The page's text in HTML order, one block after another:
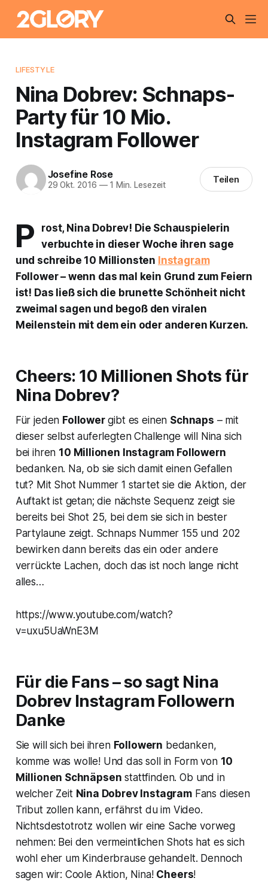
LIFESTYLE
Nina Dobrev: Schnaps-
Party für 10 Mio.
Instagram Follower
Josefine Rose
29 Okt. 2016 —1 Min. Lesezeit Teilen
P
rost, Nina Dobrev! Die Schauspielerin
verbuchte in dieser Woche ihren sage
und schreibe 10 Millionsten Instagram
Follower – wenn das mal kein Grund zum Feiern
ist! Das ließ sich die brunette Schönheit nicht
zweimal sagen und begoß den viralen
Meilenstein mit dem ein oder anderen Kurzen.
Cheers: 10 Millionen Shots für
Nina Dobrev?
Für jeden Followergibt es einen Schnaps – mit
dieser selbst auferlegten Challenge will Nina sich
bei ihren 10 Millionen Instagram Followern
bedanken. Na, ob sie sich damit einen Gefallen
tut? Mit Shot Nummer 1 startet sie die Aktion, der
Auftakt ist getan; die nächste Sequenz zeigt sie
bereits bei Shot 25, bei dem sie sich in bester
Partylaune zeigt. Schnaps Nummer 155 und 202
bewirken dann bereits das ein oder andere
verrückte Lachen, doch das ist noch lange nicht
alles…
https://www.youtube.com/watch?
v=uxu5UaWnE3M
Für die Fans – so sagt Nina
Dobrev Instagram Followern
Danke
Sie will sich bei ihren Followern bedanken,
komme was wolle! Und das soll in Form von 10
Millionen Schnäpsen stattfinden. Ob und in
welcher Zeit Nina Dobrev InstagramFans diesen
Tribut zollen kann, erfährst du im Video.
Nichtsdestotrotz wollen wir eine Sache vorweg
nehmen: Bei den vermeintlichen Shots hat es sich
wohl eher um Kinderbrause gehandelt. Dennoch
sagen wir: Coole Aktion, Nina! Cheers!